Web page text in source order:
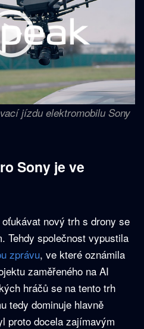
jízdu elektromobilu Sony
Sony je ve
nový trh s drony se
Tehdy společnost vypustila
zprávu, ve které oznámila
zaměřeného na AI
hráčů se na tento trh
tedy dominuje hlavně
proto docela zajímavým